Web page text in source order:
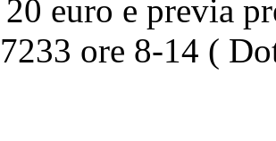
euro e previa
ore 8-14 (